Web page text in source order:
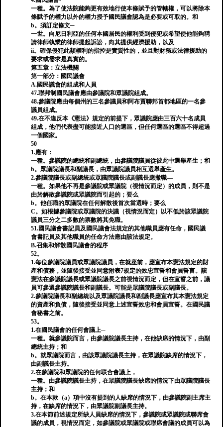
一種。為了使法院能夠更有效地行使本條賦予的管轄權，可以將除本
條賦予的權力以外的權力授予國民議會認為是必要或可取的。和
b。須訂定條文─
一世。向尼日利亞的任何本國居民的權利受到侵犯或希望使他能夠聘
請律師執業的律師提起訴訟，向其提供經濟援助，以及
ii。確保侵犯此類權利的指控是實質性的，並且對財務或法律援助的
要求或需求是真實的。
第五章：立法機關
第一部分：國民議會
A.國民議會的組成和人員
47.聯邦制國民議會應由參議院和眾議院組成。
48.參議院應由每個州的三名參議員和阿布賈聯邦首都地區的一名參
議員組成。
49.在不違反本《憲法》規定的前提下，眾議院應由三百六十名成員
組成，他們代表盡可能接近人口的選區，但任何選區的選區不得超過
一個國家。
50
1.應有：
一種。參議院的總統和副總統，由參議院議員從彼此中選舉產生；和
b。眾議院議長和副議長，由眾議院議員相互選舉產生。
2.參議院議長或副總統或眾議院議長或副議長應撤職—
一種。如果他不再是參議院或眾議院（視情況而定）的成員，則不是
由於解散參議院或眾議院而引起的；要么
b。他任職的眾議院在任何解散後首次當選時；要么
C。如根據參議院或眾議院的決議（視情況而定）以不低於該眾議院
議員三分之二多數的票數將其免職。
51.國民議會書記員及國民議會法規定的其他職員應有任命，國民議
會書記員及其他職員的任命方法應由該法規定。
B.召集和解散國民議會的程序
52。
1.每位參議院議員或眾議院議員，在就座前，應宣布本憲法規定的財
產和債務，並隨後接受並同意附表7規定的效忠宣誓和會員誓言。該
憲法在參議院議長或眾議院議長之前視情況而定，但在宣誓之前，議
員可參選參議院議長和副議長。可能是眾議院議長或副議長。
2.參議院議長和副總統以及眾議院議長和副議長應宣布其本憲法規定
的資產和負債，隨後接受並同意上述宣誓效忠和會員宣誓。在國民議
會秘書之前。
53。
1.在國民議會的任何會議上─
一種。就參議院而言，由參議院議長主持，在他缺席的情況下，由副
總統主持；和
b。就眾議院而言，由該眾議院議長主持，在眾議院缺席的情況下，
由副議長主持。
2.在參議院和眾議院的任何联合會議上，
一種。由參議院議長主持，在眾議院議長缺席的情況下由眾議院議長
主持；和
b。在本款（a）項中沒有提到的人缺席的情況下，由參議院副主席主
持，在缺席的情況下，由眾議院副議長主持。
3.在本節前述規定所缺人員缺席的情況下，參議院或眾議院或聯席會
議的成員，視情況而定，如參議院或眾議院或聯席會議的成員可以為